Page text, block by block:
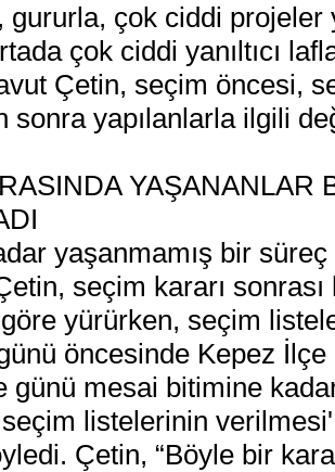
çok ciddi projeler
çok ciddi yanıltıcı
Çetin, seçim öncesi,
sonra yapılanlarla ilgili
YAŞANANLAR
yaşanmamış bir süreç
seçim kararı
yürürken, seçim
öncesinde Kepez
günü mesai bitimine
seçim listelerinin
Çetin, “Böyle bir